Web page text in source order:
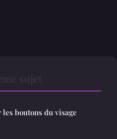
boutons du visage